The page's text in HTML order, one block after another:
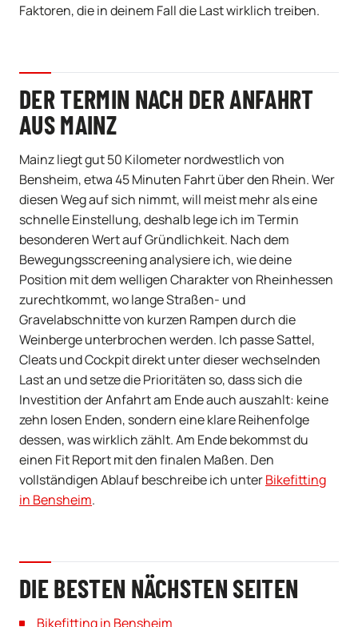
Faktoren, die in deinem Fall die Last wirklich treiben.
DER TERMIN NACH DER ANFAHRT
AUS MAINZ
Mainz liegt gut 50 Kilometer nordwestlich von
Bensheim, etwa 45 Minuten Fahrt über den Rhein. Wer
diesen Weg auf sich nimmt, will meist mehr als eine
schnelle Einstellung, deshalb lege ich im Termin
besonderen Wert auf Gründlichkeit. Nach dem
Bewegungsscreening analysiere ich, wie deine
Position mit dem welligen Charakter von Rheinhessen
zurechtkommt, wo lange Straßen- und
Gravelabschnitte von kurzen Rampen durch die
Weinberge unterbrochen werden. Ich passe Sattel,
Cleats und Cockpit direkt unter dieser wechselnden
Last an und setze die Prioritäten so, dass sich die
Investition der Anfahrt am Ende auch auszahlt: keine
zehn losen Enden, sondern eine klare Reihenfolge
dessen, was wirklich zählt. Am Ende bekommst du
einen Fit Report mit den finalen Maßen. Den
vollständigen Ablauf beschreibe ich unterBikefitting
in Bensheim.
DIE BESTEN NÄCHSTEN SEITEN
Bikefitting in Bensheim